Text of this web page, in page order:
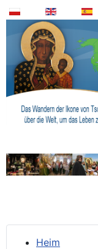
Heim